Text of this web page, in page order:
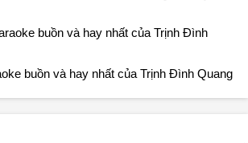
buồn và hay nhất của Trịnh Đình Quang